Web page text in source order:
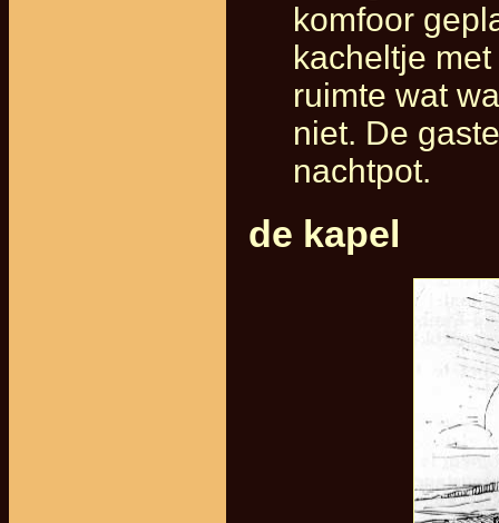
komfoor
kacheltje
ruimte wat
niet. De
nachtpot.
de kapel